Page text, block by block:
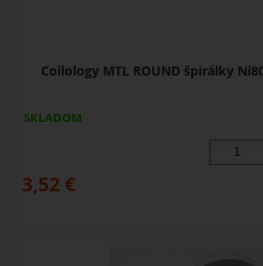
Coilology MTL ROUND špirálky
SKLADOM
3,52 €